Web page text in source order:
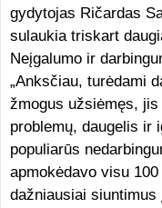
gydytojas Ričardas
sulaukia triskart
Neįgalumo ir
„Anksčiau, turėdami
žmogus užsiėmęs,
problemų, daugelis ir
populiarūs
apmokėdavo visu
dažniausiai